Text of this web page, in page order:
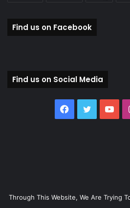
Find us on Facebook
Find us on Social Media
Facebook
Twitter
Through This Website, We Are Trying